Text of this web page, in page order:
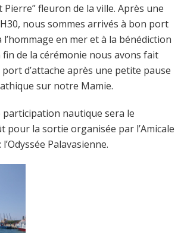
Pierre” fleuron de la ville. Après une
nous sommes arrivés à bon port
en mer et à la bénédiction
fin de la cérémonie nous avons fait
d’attache après une petite pause
sur notre Mamie.
nautique sera le
pour la sortie organisée par l’Amicale
Palavasienne.